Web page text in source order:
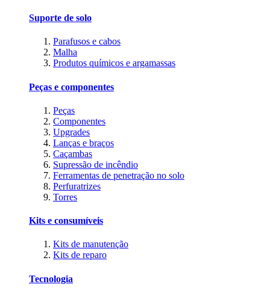
Suporte de solo
Parafusos e cabos
Malha
Produtos químicos e argamassas
Peças e componentes
Peças
Componentes
Upgrades
Lanças e braços
Caçambas
Supressão de incêndio
Ferramentas de penetração no solo
Perfuratrizes
Torres
Kits e consumíveis
Kits de manutenção
Kits de reparo
Tecnologia